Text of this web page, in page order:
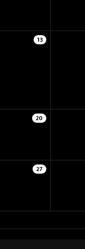
13
20
27